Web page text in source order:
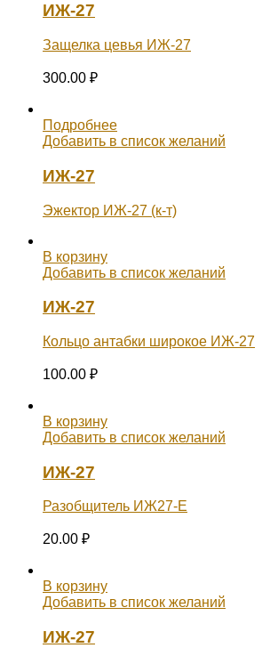
ИЖ-27
Защелка цевья ИЖ-27
300.00 ₽
Подробнее
Добавить в список желаний
ИЖ-27
Эжектор ИЖ-27 (к-т)
В корзину
Добавить в список желаний
ИЖ-27
Кольцо антабки широкое ИЖ-27
100.00 ₽
В корзину
Добавить в список желаний
ИЖ-27
Разобщитель ИЖ27-Е
20.00 ₽
В корзину
Добавить в список желаний
ИЖ-27